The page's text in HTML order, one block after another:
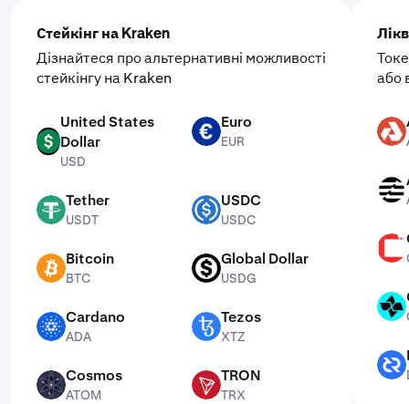
Стейкінг на Kraken
Дізнайтеся про альтернативні можливості
стейкінгу на Kraken
USD
United States
Dollar
USD
EUR Euro
EUR
USDT Tether
USDT
USDC USDC
USDC
BTC Bitcoin
BTC
USDG Global Dollar
USDG
ADA Cardano
ADA
XTZ Tezos
XTZ
ATOM Cosmos
ATOM
TRX TRON
TRX
або
AKT
APT
CTSI
DCR